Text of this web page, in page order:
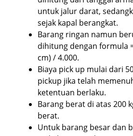
untuk jalur darat,
sejak kapal berangkat.
Barang ringan namun
dihitung dengan formula
cm) / 4.000.
Biaya pick up mulai dari
pickup jika telah
ketentuan berlaku.
Barang berat di atas 200
berat.
Untuk barang besar dan